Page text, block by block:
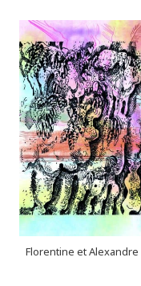
Florentine et Alexandre